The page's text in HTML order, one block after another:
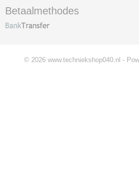
Betaalmethodes
© 2026 www.techniekshop040.nl -